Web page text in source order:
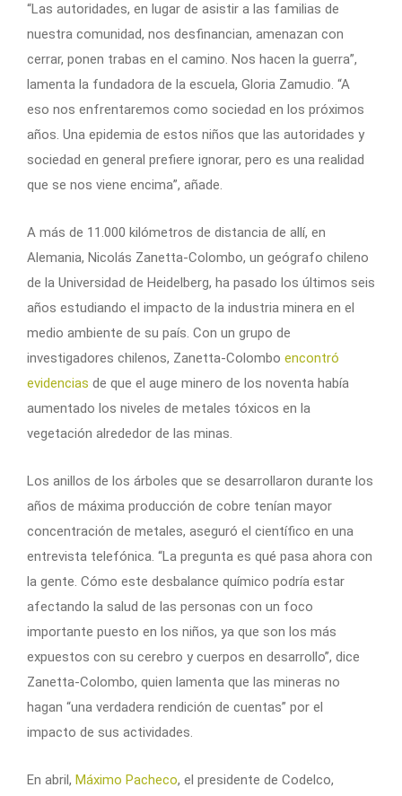
“Las autoridades, en lugar de asistir a las familias de
nuestra comunidad, nos desfinancian, amenazan con
cerrar, ponen trabas en el camino. Nos hacen la guerra”,
lamenta la fundadora de la escuela, Gloria Zamudio. “A
eso nos enfrentaremos como sociedad en los próximos
años. Una epidemia de estos niños que las autoridades y
sociedad en general prefiere ignorar, pero es una realidad
que se nos viene encima”, añade.
A más de 11.000 kilómetros de distancia de allí, en
Alemania, Nicolás Zanetta-Colombo, un geógrafo chileno
de la Universidad de Heidelberg, ha pasado los últimos seis
años estudiando el impacto de la industria minera en el
medio ambiente de su país. Con un grupo de
investigadores chilenos, Zanetta-Colombo encontró
evidencias de que el auge minero de los noventa había
aumentado los niveles de metales tóxicos en la
vegetación alrededor de las minas.
Los anillos de los árboles que se desarrollaron durante los
años de máxima producción de cobre tenían mayor
concentración de metales, aseguró el científico en una
entrevista telefónica. “La pregunta es qué pasa ahora con
la gente. Cómo este desbalance químico podría estar
afectando la salud de las personas con un foco
importante puesto en los niños, ya que son los más
expuestos con su cerebro y cuerpos en desarrollo”, dice
Zanetta-Colombo, quien lamenta que las mineras no
hagan “una verdadera rendición de cuentas” por el
impacto de sus actividades.
En abril, Máximo Pacheco, el presidente de Codelco,